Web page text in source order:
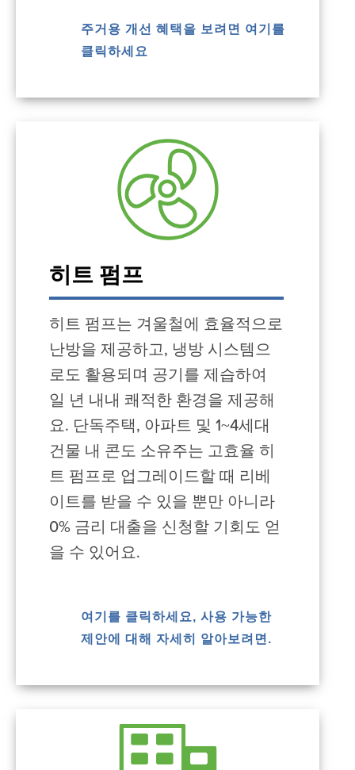
주거용 개선 혜택을 보려면 여기를
클릭하세요
히트 펌프
히트 펌프는 겨울철에 효율적으로
난방을 제공하고, 냉방 시스템으
로도 활용되며 공기를 제습하여
일 년 내내 쾌적한 환경을 제공해
요. 단독주택, 아파트 및 1~4세대
건물 내 콘도 소유주는 고효율 히
트 펌프로 업그레이드할 때 리베
이트를 받을 수 있을 뿐만 아니라
0% 금리 대출을 신청할 기회도 얻
을 수 있어요.
여기를 클릭하세요, 사용 가능한
제안에 대해 자세히 알아보려면.